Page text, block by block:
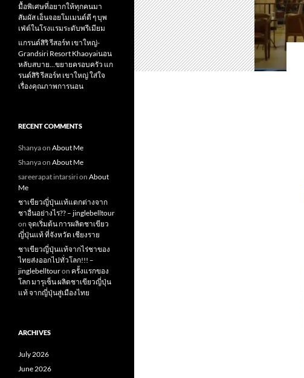
มื้อพิเศษที่อยากให้ทุกคนมา
สัมผัส เอ็นจอยโมเมนต์ดี ๆ บุพ
เฟ่ต์ในโรงแรมระดับพรีเมียม
แกรนด์สิริ​ รีสอร์ท​ เขาใหญ่​-
Grandsiri​ Resort​ Khaoyaiนอน
หลับสบาย…ขยายครอบครัว แก
รนด์สิริ รีสอร์ท เขาใหญ่ ใส่ใจ
เรื่องคุณภาพการนอน
RECENT COMMENTS
Shanyaon About Me
Shanyaon About Me
sareerapat intarsirion About
Me
ชาเขียวญี่ปุ่นแท้แตกต่างจาก
ชาอื่นอย่างไร?? – jinglebelltour
on จุดเริ่มต้น การผลิตชาเขียว
ญี่ปุ่นแท้ ที่จังหวัด เชียงราย
ชาเขียวญี่ปุ่นแท้จากไร่ชาของ
ไทยส่งออกไปทั่วโลก!!! –
jinglebelltouron ครั้งแรกของ
โลก มารุเซ็น ผลิตชาเขียวญี่ปุ่น
แท้ จากญี่ปุ่นสู่เมืองไทย
ARCHIVES
July 2026
June 2026